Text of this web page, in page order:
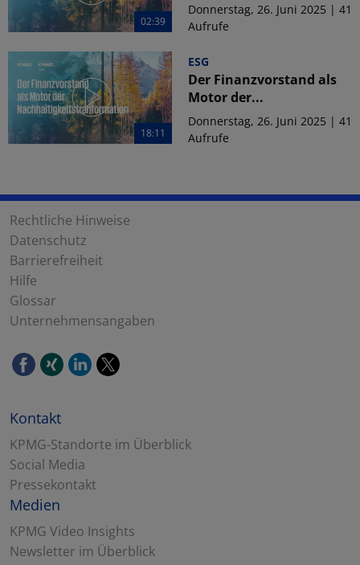
02:39
Donnerstag, 26. Juni 2025 | 41
Aufrufe
18:11
ESG
Der Finanzvorstand als
Motor der...
Donnerstag, 26. Juni 2025 | 41
Aufrufe
Rechtliche Hinweise
Datenschutz
Barrierefreiheit
Hilfe
Glossar
Unternehmensangaben
Kontakt
KPMG-Standorte im Überblick
Social Media
Pressekontakt
Medien
KPMG Video Insights
Newsletter im Überblick